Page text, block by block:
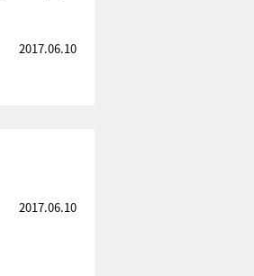
2017.06.10
2017.06.10